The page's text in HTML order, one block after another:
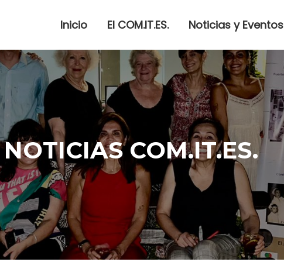
Inicio El COM.IT.ES. Noticias y Eventos
NOTICIAS COM.IT.ES.